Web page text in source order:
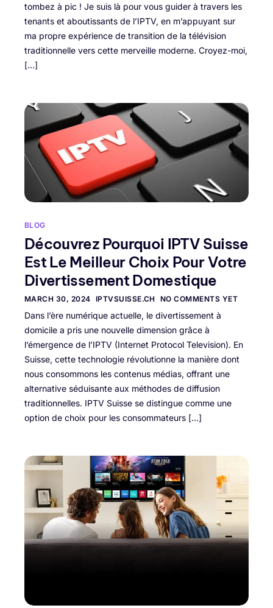
tombez à pic ! Je suis là pour vous guider à travers les
tenants et aboutissants de l’IPTV, en m’appuyant sur
ma propre expérience de transition de la télévision
traditionnelle vers cette merveille moderne. Croyez-moi,
[…]
BLOG
Découvrez Pourquoi IPTV Suisse
Est Le Meilleur Choix Pour Votre
Divertissement Domestique
MARCH 30, 2024 IPTVSUISSE.CH NO COMMENTS YET
Dans l’ère numérique actuelle, le divertissement à
domicile a pris une nouvelle dimension grâce à
l’émergence de l’IPTV (Internet Protocol Television). En
Suisse, cette technologie révolutionne la manière dont
nous consommons les contenus médias, offrant une
alternative séduisante aux méthodes de diffusion
traditionnelles. IPTV Suisse se distingue comme une
option de choix pour les consommateurs […]